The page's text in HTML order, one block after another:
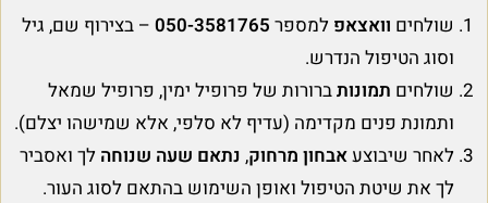
שולחים וואצאפ למספר 050-3581765 – בצירוף שם, גיל
וסוג הטיפול הנדרש.
שולחים תמונותברורות של פרופיל ימין, פרופיל שמאל
ותמונת פנים מקדימה (עדיף לא סלפי, אלא שמישהו יצלם).
לאחר שיבוצעאבחון מרחוק, נתאם שעה שנוחה לך ואסביר
לך את שיטת הטיפול ואופן השימוש בהתאם לסוג העור.